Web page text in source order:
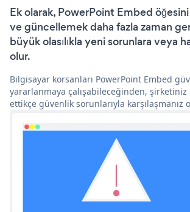
Ek olarak, PowerPoint Embed
ve güncellemek daha fazla zaman
büyük olasılıkla yeni sorunlara veya
olur.
Bilgisayar korsanları PowerPoint Embed
yararlanmaya çalışabileceğinden, şirketiniz
ettikçe güvenlik sorunlarıyla karşılaşmanız